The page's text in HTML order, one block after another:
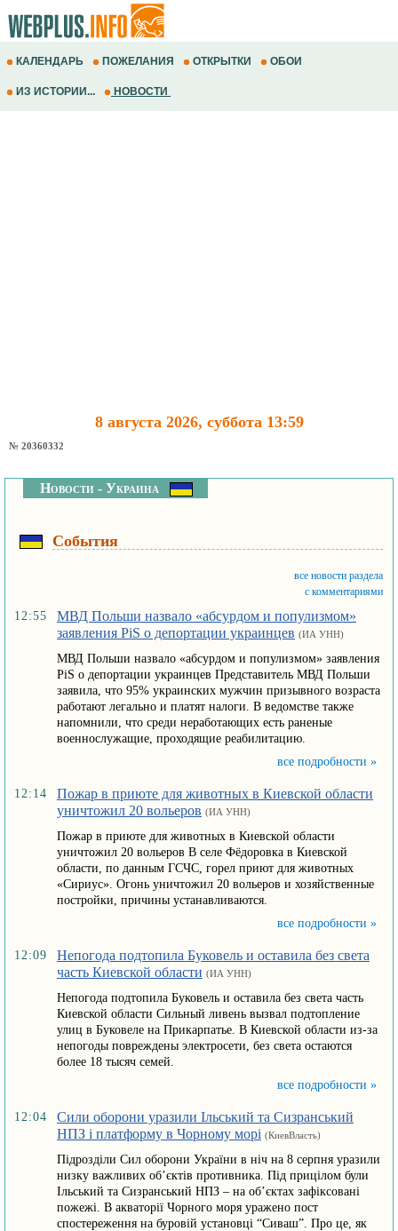
КАЛЕНДАРЬ ПОЖЕЛАНИЯ ОТКРЫТКИ ОБОИ
ИЗ ИСТОРИИ... НОВОСТИ
8 августа 2026, суббота 13:59
№ 20360332
Новости - Украина
События
все новости раздела
с комментариями
12:55
МВД Польши назвало «абсурдом и популизмом»
заявления PiS о депортации украинцев (ИА УНН)
МВД Польши назвало «абсурдом и популизмом» заявления
PiS о депортации украинцев Представитель МВД Польши
заявила, что 95% украинских мужчин призывного возраста
работают легально и платят налоги. В ведомстве также
напомнили, что среди неработающих есть раненые
военнослужащие, проходящие реабилитацию.
все подробности »
12:14
Пожар в приюте для животных в Киевской области
уничтожил 20 вольеров (ИА УНН)
Пожар в приюте для животных в Киевской области
уничтожил 20 вольеров В селе Фёдоровка в Киевской
области, по данным ГСЧС, горел приют для животных
«Сириус». Огонь уничтожил 20 вольеров и хозяйственные
постройки, причины устанавливаются.
все подробности »
12:09
Непогода подтопила Буковель и оставила без света
часть Киевской области (ИА УНН)
Непогода подтопила Буковель и оставила без света часть
Киевской области Сильный ливень вызвал подтопление
улиц в Буковеле на Прикарпатье. В Киевской области из-за
непогоды повреждены электросети, без света остаются
более 18 тысяч семей.
все подробности »
12:04
Сили оборони уразили Ільський та Сизранський
НПЗ і платформу в Чорному морі (КиевВласть)
Підрозділи Сил оборони України в ніч на 8 серпня уразили
низку важливих об’єктів противника. Під прицілом були
Ільський та Сизранський НПЗ – на об’єктах зафіксовані
пожежі. В акваторії Чорного моря уражено пост
спостереження на буровій установці “Сиваш”. Про це, як